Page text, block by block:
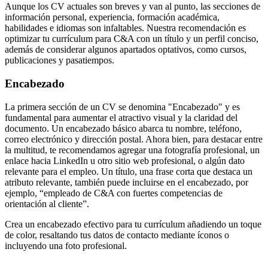
Aunque los CV actuales son breves y van al punto, las secciones de
información personal, experiencia, formación académica,
habilidades e idiomas son infaltables. Nuestra recomendación es
optimizar tu currículum para C&A con un título y un perfil conciso,
además de considerar algunos apartados optativos, como cursos,
publicaciones y pasatiempos.
Encabezado
La primera sección de un CV se denomina "Encabezado" y es
fundamental para aumentar el atractivo visual y la claridad del
documento. Un encabezado básico abarca tu nombre, teléfono,
correo electrónico y dirección postal. Ahora bien, para destacar entre
la multitud, te recomendamos agregar una fotografía profesional, un
enlace hacia LinkedIn u otro sitio web profesional, o algún dato
relevante para el empleo. Un título, una frase corta que destaca un
atributo relevante, también puede incluirse en el encabezado, por
ejemplo, “empleado de C&A con fuertes competencias de
orientación al cliente”.
Crea un encabezado efectivo para tu currículum añadiendo un toque
de color, resaltando tus datos de contacto mediante íconos o
incluyendo una foto profesional.